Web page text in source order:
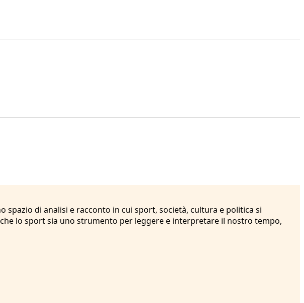
spazio di analisi e racconto in cui sport, società, cultura e politica si
lo sport sia uno strumento per leggere e interpretare il nostro tempo,